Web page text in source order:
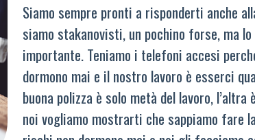
Siamo sempre pronti a risponderti anche
siamo stakanovisti, un pochino forse, ma
importante. Teniamo i telefoni accesi
dormono mai e il nostro lavoro è esserci
buona polizza è solo metà del lavoro,
noi vogliamo mostrarti che sappiamo fare